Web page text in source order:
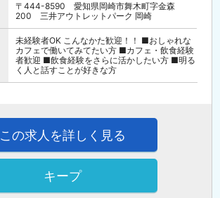
〒444-8590 愛知県岡崎市舞木町字金森
200 三井アウトレットパーク 岡崎
未経験者OK こんなかた歓迎！！ ■おしゃれな
カフェで働いてみてたい方 ■カフェ・飲食経験
者歓迎 ■飲食経験をさらに活かしたい方 ■明る
く人と話すことが好きな方
この求人を詳しく見る
キープ